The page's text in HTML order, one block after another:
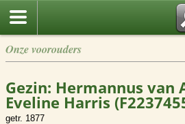
Onze voorouders
Gezin: Hermannus van
Eveline Harris
getr. 1877